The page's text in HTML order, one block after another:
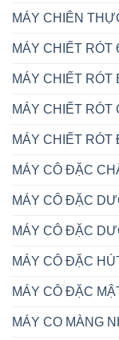
MÁY CHIÊN
MÁY CHIẾT RÓT
MÁY CHIẾT
MÁY CHIẾT RÓT
MÁY CHIẾT
MÁY CÔ ĐẶC
MÁY CÔ ĐẶC
MÁY CÔ ĐẶC
MÁY CÔ ĐẶC
MÁY CÔ ĐẶC
MÁY CO MÀNG